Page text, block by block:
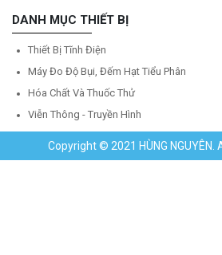
DANH MỤC THIẾT BỊ
Thiết Bị Tĩnh Điện
Máy Đo Độ Bụi, Đếm Hạt Tiểu Phân
Hóa Chất Và Thuốc Thử
Viễn Thông - Truyền Hình
Copyright © 2021 HÙNG NGUYÊN.